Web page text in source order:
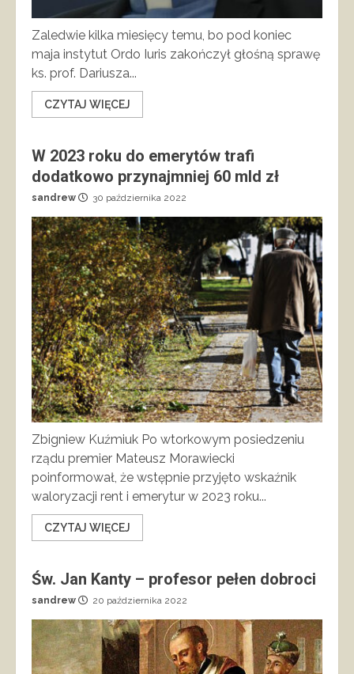
Zaledwie kilka miesięcy temu, bo pod koniec
maja instytut Ordo Iuris zakończył głośną sprawę
ks. prof. Dariusza...
CZYTAJ WIĘCEJ
W 2023 roku do emerytów trafi
dodatkowo przynajmniej 60 mld zł
sandrew 30 października 2022
Zbigniew Kuźmiuk Po wtorkowym posiedzeniu
rządu premier Mateusz Morawiecki
poinformował, że wstępnie przyjęto wskaźnik
waloryzacji rent i emerytur w 2023 roku...
CZYTAJ WIĘCEJ
Św. Jan Kanty – profesor pełen dobroci
sandrew 20 października 2022